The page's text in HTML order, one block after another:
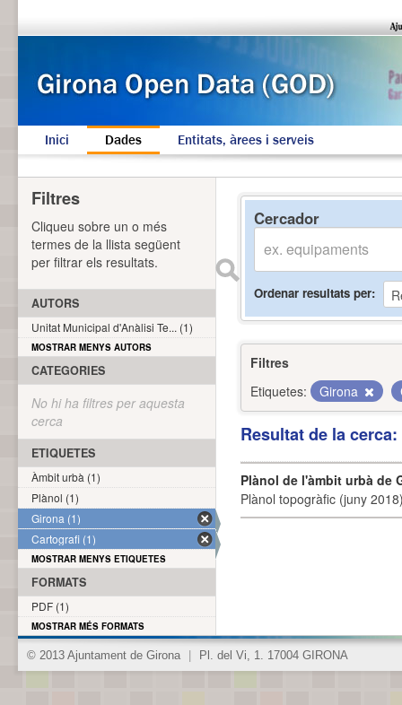
Inici Dades Entitats, àrees i serveis
Cercador
Ordenar resultats per
Filtres
Etiquetes:
Girona
Resultat de la
Plànol de l'àmbit urbà de
Plànol topogràfic (juny
Filtres
Cliqueu sobre un o més
termes de la llista següent
per filtrar els resultats.
AUTORS
Unitat Municipal d'Anàlisi Te... (1)
MOSTRAR MENYS AUTORS
CATEGORIES
No hi ha filtres per aquesta
cerca
ETIQUETES
Àmbit urbà (1)
Plànol (1)
Girona (1)
Cartografi (1)
MOSTRAR MENYS ETIQUETES
FORMATS
PDF (1)
MOSTRAR MÉS FORMATS
© 2013 Ajuntament de Girona Pl. del Vi, 1. 17004 GIRONA